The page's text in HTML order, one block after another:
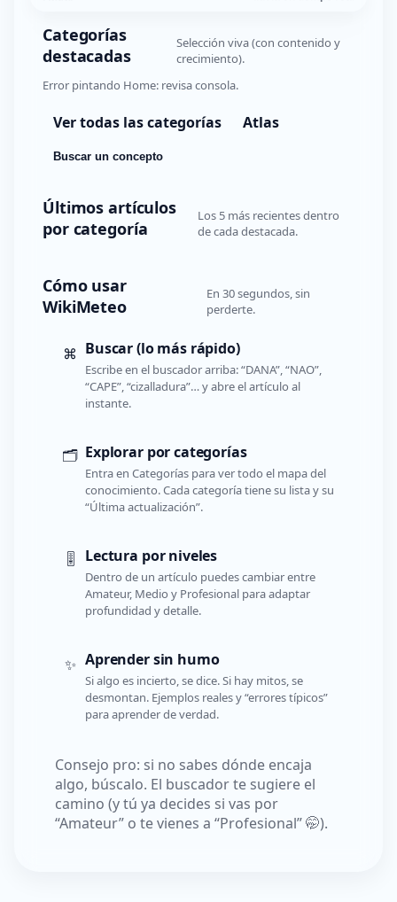
Categorías
destacadas
Selección viva (con contenido y
crecimiento).
Error pintando Home: revisa consola.
Ver todas las categorías Atlas
Buscar un concepto
Últimos artículos
por categoría
Los 5 más recientes dentro
de cada destacada.
Cómo usar
WikiMeteo
En 30 segundos, sin
perderte.
⌘ Buscar (lo más rápido)
Escribe en el buscador arriba: “DANA”, “NAO”,
“CAPE”, “cizalladura”… y abre el artículo al
instante.
🗂️ Explorar por categorías
Entra en Categorías para ver todo el mapa del
conocimiento. Cada categoría tiene su lista y su
“Última actualización”.
🎚️ Lectura por niveles
Dentro de un artículo puedes cambiar entre
Amateur, Medio y Profesional para adaptar
profundidad y detalle.
✨ Aprender sin humo
Si algo es incierto, se dice. Si hay mitos, se
desmontan. Ejemplos reales y “errores típicos”
para aprender de verdad.
Consejo pro: si no sabes dónde encaja
algo, búscalo. El buscador te sugiere el
camino (y tú ya decides si vas por
“Amateur” o te vienes a “Profesional” 🤭).